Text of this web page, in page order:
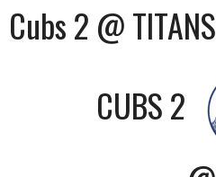
Cubs 2 @ TITANS
CUBS 2